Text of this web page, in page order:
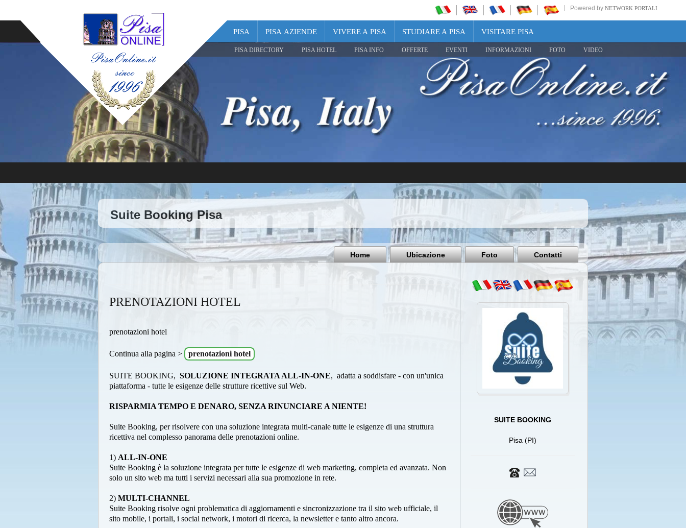
Powered by NETWORK PORTALI
PISA PISA AZIENDE VIVERE A PISA STUDIARE A PISA VISITARE PISA
PISA DIRECTORY PISA HOTEL PISA INFO OFFERTE EVENTI INFORMAZIONI FOTO VIDEO
Share
Pisa
Italy
Suite Booking Pisa
Home Ubicazione Foto Contatti
PRENOTAZIONI HOTEL
prenotazioni hotel
Continua alla pagina > prenotazioni hotel
SUITE BOOKING, SOLUZIONE INTEGRATA ALL-IN-ONE, adatta a soddisfare - con un'unica
piattaforma - tutte le esigenze delle strutture ricettive sul Web.
RISPARMIA TEMPO E DENARO, SENZA RINUNCIARE A NIENTE!
Suite Booking, per risolvere con una soluzione integrata multi-canale tutte le esigenze di una struttura
ricettiva nel complesso panorama delle prenotazioni online.
1) ALL-IN-ONE
Suite Booking è la soluzione integrata per tutte le esigenze di web marketing, completa ed avanzata. Non
solo un sito web ma tutti i servizi necessari alla sua promozione in rete.
2) MULTI-CHANNEL
Suite Booking risolve ogni problematica di aggiornamenti e sincronizzazione tra il sito web ufficiale, il
sito mobile, i portali, i social network, i motori di ricerca, la newsletter e tanto altro ancora.
SUITE BOOKING
Pisa (PI)